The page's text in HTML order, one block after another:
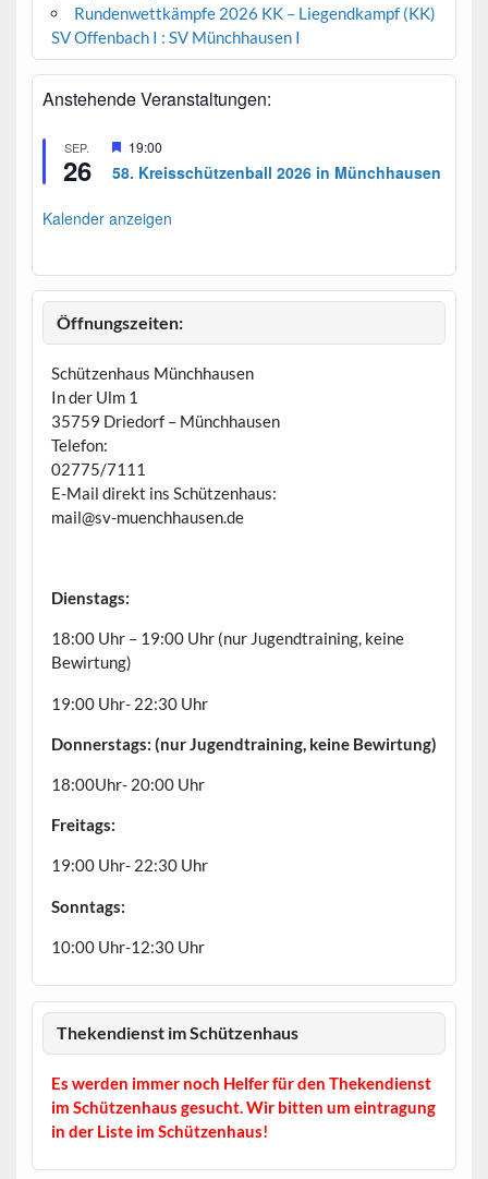
Rundenwettkämpfe 2026 KK – Liegendkampf (KK)
SV Offenbach I : SV Münchhausen I
Anstehende Veranstaltungen:
SEP.
26
H
r
o
o
b
19:00
58. Kreisschützenball 2026 in Münchhausen
Kalender anzeigen
Öffnungszeiten:
Schützenhaus Münchhausen
In der Ulm 1
35759 Driedorf – Münchhausen
Telefon:
02775/7111
E-Mail direkt ins Schützenhaus:
mail@sv-muenchhausen.de
Dienstags:
18:00 Uhr – 19:00 Uhr (nur Jugendtraining, keine
Bewirtung)
19:00 Uhr- 22:30 Uhr
Donnerstags: (nur Jugendtraining, keine Bewirtung)
18:00Uhr- 20:00 Uhr
Freitags:
19:00 Uhr- 22:30 Uhr
Sonntags:
10:00 Uhr-12:30 Uhr
Thekendienst im Schützenhaus
Es werden immer noch Helfer für den Thekendienst
im Schützenhaus gesucht. Wir bitten um eintragung
in der Liste im Schützenhaus!